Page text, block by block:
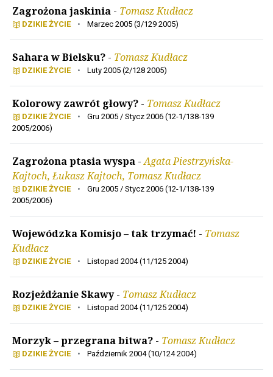
Zagrożona jaskinia - Tomasz Kudłacz
DZIKIE ŻYCIE • Marzec 2005 (3/129 2005)
Sahara w Bielsku? - Tomasz Kudłacz
DZIKIE ŻYCIE • Luty 2005 (2/128 2005)
Kolorowy zawrót głowy? - Tomasz Kudłacz
DZIKIE ŻYCIE •
Gru 2005 / Stycz 2006 (12-1/138-139
2005/2006)
Zagrożona ptasia wyspa -Agata Piestrzyńska-
Kajtoch, Łukasz Kajtoch, Tomasz Kudłacz
DZIKIE ŻYCIE •
Gru 2005 / Stycz 2006 (12-1/138-139
2005/2006)
Wojewódzka Komisjo – tak trzymać! - Tomasz
Kudłacz
DZIKIE ŻYCIE • Listopad 2004 (11/125 2004)
Rozjeżdżanie Skawy- Tomasz Kudłacz
DZIKIE ŻYCIE • Listopad 2004 (11/125 2004)
Morzyk – przegrana bitwa? - Tomasz Kudłacz
DZIKIE ŻYCIE • Październik 2004 (10/124 2004)